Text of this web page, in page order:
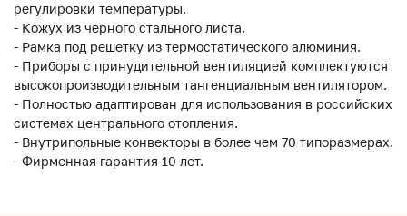
регулировки температуры.
- Кожух из черного стального листа.
- Рамка под решетку из термостатического алюминия.
- Приборы с принудительной вентиляцией комплектуются
высокопроизводительным тангенциальным вентилятором.
- Полностью адаптирован для использования в российских
системах центрального отопления.
- Внутрипольные конвекторы в более чем 70 типоразмерах.
- Фирменная гарантия 10 лет.